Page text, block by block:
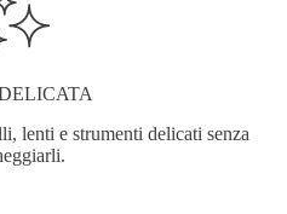
lenti e strumenti delicati senza